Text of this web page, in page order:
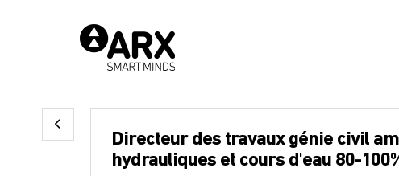
Directeur des travaux génie civil aménagements
hydrauliques et cours d'eau 80-